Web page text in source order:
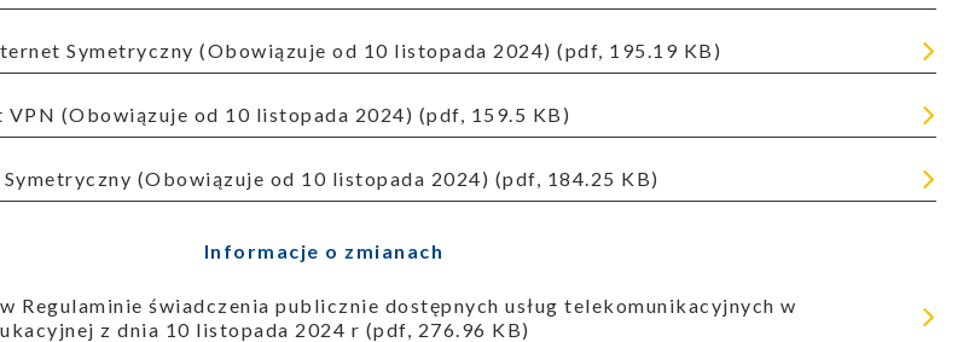
Symetryczny (Obowiązuje od 10 listopada 2024) (pdf, 195.19 KB)
VPN (Obowiązuje od 10 listopada 2024) (pdf, 159.5 KB)
Symetryczny (Obowiązuje od 10 listopada 2024) (pdf, 184.25 KB)
Informacje o zmianach
z dnia 10 listopada 2024 r (pdf, 276.96 KB)